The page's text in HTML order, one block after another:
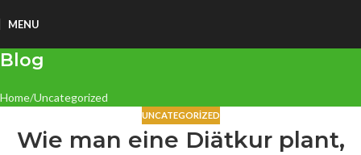
MENU
Blog
Home Uncategorized
UNCATEGORIZED
Wie man eine Diätkur plant,